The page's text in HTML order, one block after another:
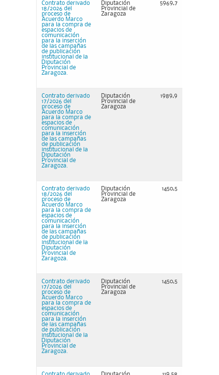
Contrato derivado
18/2026 del
proceso de
Acuerdo Marco
para la compra de
espacios de
comunicación
para la inserción
de las campañas
de publicación
institucional de la
Diputación
Provincial de
Zaragoza.
Diputación
Provincial de
Zaragoza
5969,7
Contrato derivado
17/2026 del
proceso de
Acuerdo Marco
para la compra de
espacios de
comunicación
para la inserción
de las campañas
de publicación
institucional de la
Diputación
Provincial de
Zaragoza.
Diputación
Provincial de
Zaragoza
1989,9
Contrato derivado
18/2026 del
proceso de
Acuerdo Marco
para la compra de
espacios de
comunicación
para la inserción
de las campañas
de publicación
institucional de la
Diputación
Provincial de
Zaragoza.
Diputación
Provincial de
Zaragoza
1450,5
Contrato derivado
17/2026 del
proceso de
Acuerdo Marco
para la compra de
espacios de
comunicación
para la inserción
de las campañas
de publicación
institucional de la
Diputación
Provincial de
Zaragoza.
Diputación
Provincial de
Zaragoza
1450,5